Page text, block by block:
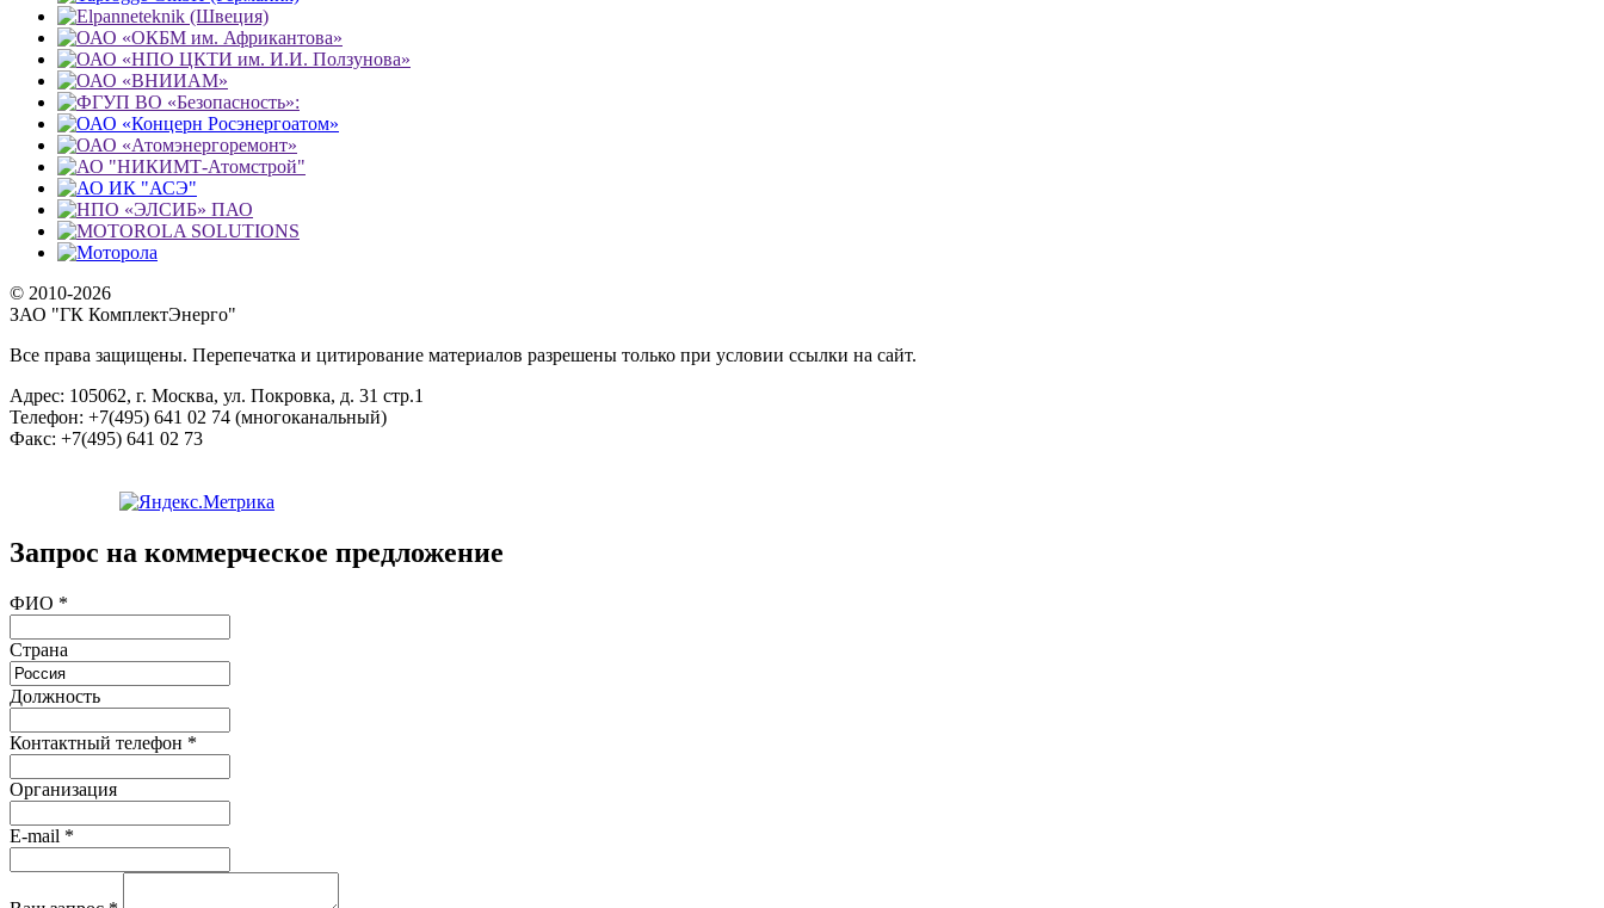
© 2010-2026
ЗАО "ГК КомплектЭнерго"
Все права защищены. Перепечатка и цитирование материалов разрешены только при условии ссылки на сайт.
Адрес: 105062, г. Москва, ул. Покровка, д. 31 стр.1
Телефон: +7(495) 641 02 74 (многоканальный)
Факс: +7(495) 641 02 73
Запрос на коммерческое предложение
ФИО *
Страна
Должность
Контактный телефон *
Организация
E-mail *